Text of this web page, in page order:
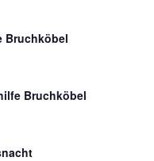
Bruchköbel
Bruchköbel